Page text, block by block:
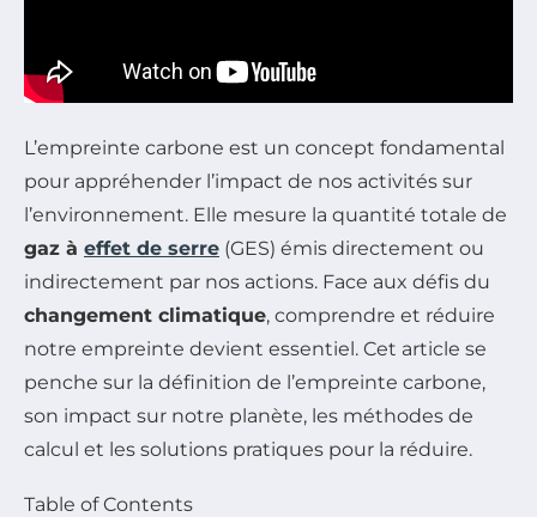
L’empreinte carbone est un concept fondamental
pour appréhender l’impact de nos activités sur
l’environnement. Elle mesure la quantité totale de
gaz à effet de serre (GES) émis directement ou
indirectement par nos actions. Face aux défis du
changement climatique, comprendre et réduire
notre empreinte devient essentiel. Cet article se
penche sur la définition de l’empreinte carbone,
son impact sur notre planète, les méthodes de
calcul et les solutions pratiques pour la réduire.
Table of Contents